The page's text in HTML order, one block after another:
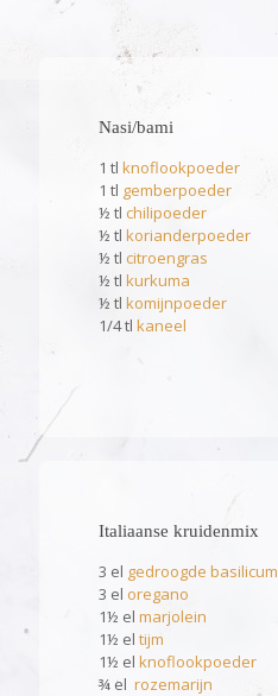
Nasi/bami
1 tl knoflookpoeder
1 tl gemberpoeder
½ tl chilipoeder
½ tl korianderpoeder
½ tl citroengras
½ tl kurkuma
½ tl komijnpoeder
1/4 tl kaneel
Italiaanse kruidenmix
3 el gedroogde basilicum
3 el oregano
1½ el marjolein
1½ el tijm
1½ el knoflookpoeder
¾ el rozemarijn